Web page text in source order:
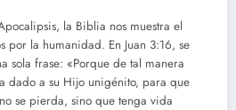
la Biblia nos muestra el
por la humanidad. En Juan 3:16, se
sola frase: «Porque de tal manera
dado a su Hijo unigénito, para que
se pierda, sino que tenga vida